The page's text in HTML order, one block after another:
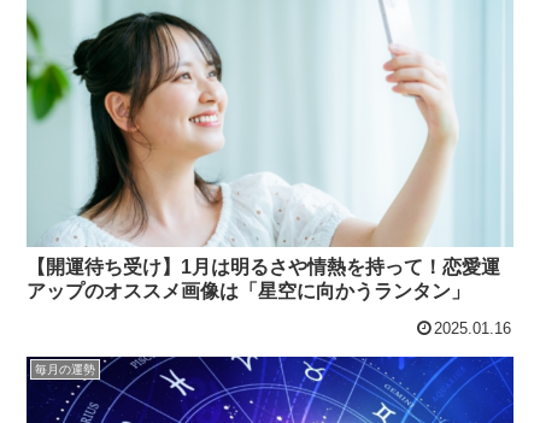
【開運待ち受け】1月は明るさや情熱を持って！恋愛運
アップのオススメ画像は「星空に向かうランタン」
2025.01.16
毎月の運勢